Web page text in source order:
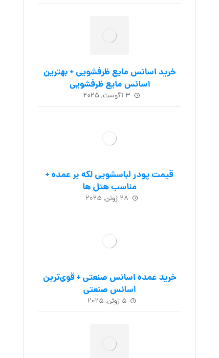
خرید اسانس مایع ظرفشویی + بهترین
اسانس مایع ظرفشویی
۳ آگوست, ۲۰۲۵
قیمت پودر لباسشویی لکه بر عمده +
مناسب هتل ها
۲۸ ژوئن, ۲۰۲۵
خرید عمده اسانس صنعتی + قوی‌ترین
اسانس‌ صنعتی
۵ ژوئن, ۲۰۲۵